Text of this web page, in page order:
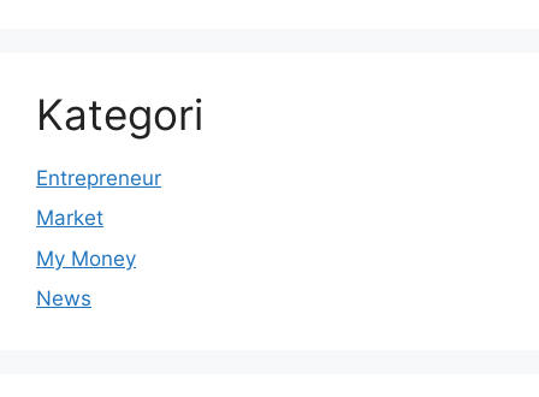
Kategori
Entrepreneur
Market
My Money
News